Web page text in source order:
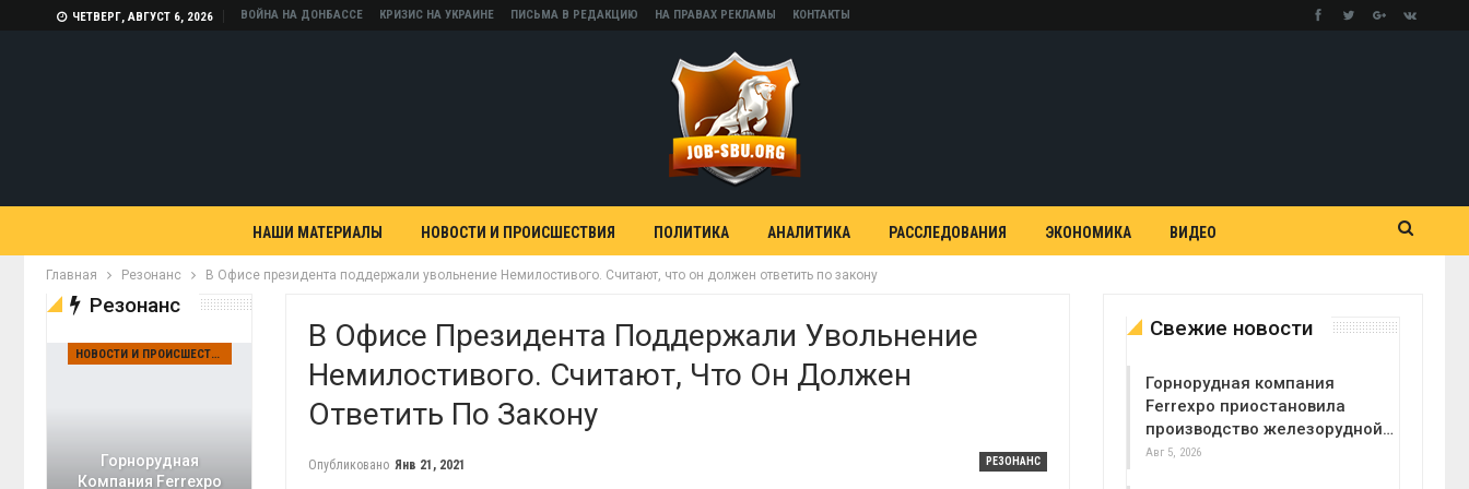
ЧЕТВЕРГ, АВГУСТ 6, 2026 ВОЙНА НА ДОНБАССЕ КРИЗИС НА УКРАИНЕ ПИСЬМА В РЕДАКЦИЮ НА ПРАВАХ РЕКЛАМЫ КОНТАКТЫ
НАШИ МАТЕРИАЛЫ НОВОСТИ И ПРОИСШЕСТВИЯ ПОЛИТИКА АНАЛИТИКА РАССЛЕДОВАНИЯ ЭКОНОМИКА ВИДЕО
Главная Резонанс В Офисе президента поддержали увольнение Немилостивого. Считают, что он должен ответить по закону
В Офисе Президента Поддержали Увольнение
Немилостивого. Считают, Что Он Должен
Ответить По Закону
РЕЗОНАНС
Опубликовано Янв 21, 2021
Свежие новости
Горнорудная компания
Ferrexpo приостановила
производство железорудной…
Авг 5, 2026
Резонанс
НОВОСТИ И ПРОИСШЕСТВИЯ
Горнорудная
Компания Ferrexpo